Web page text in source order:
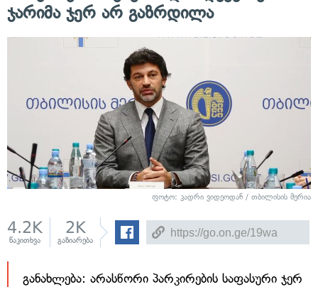
ჯარიმა ჯერ არ გაზრდილა
ფოტო: კადრი ვიდეოდან / თბილისის მერია
4.2K
წაკითხვა
2K
გაზიარება
განახლება: არასწორი პარკირების საფასური ჯერ